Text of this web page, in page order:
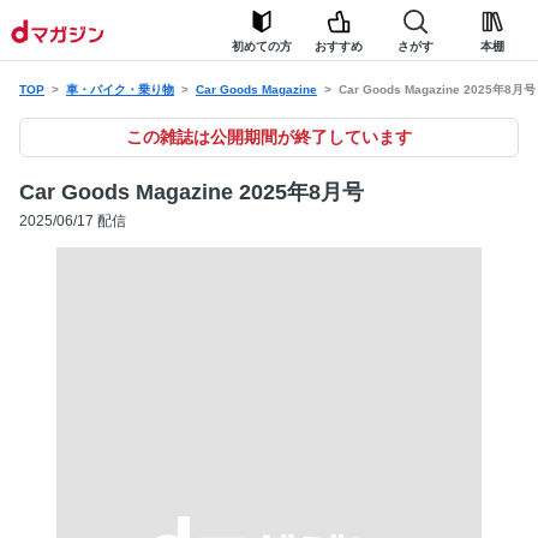
初めての方 おすすめ さがす 本棚
TOP 車・バイク・乗り物 Car Goods Magazine Car Goods Magazine 2025年8月号
この雑誌は公開期間が終了しています
Car Goods Magazine 2025年8月号
2025/06/17 配信